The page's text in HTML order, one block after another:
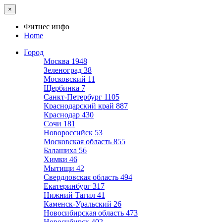
×
Фитнес инфо
Home
Город
Москва 1948
Зеленоград 38
Московский 11
Щербинка 7
Санкт-Петербург 1105
Краснодарский край 887
Краснодар 430
Сочи 181
Новороссийск 53
Московская область 855
Балашиха 56
Химки 46
Мытищи 42
Свердловская область 494
Екатеринбург 317
Нижний Тагил 41
Каменск-Уральский 26
Новосибирская область 473